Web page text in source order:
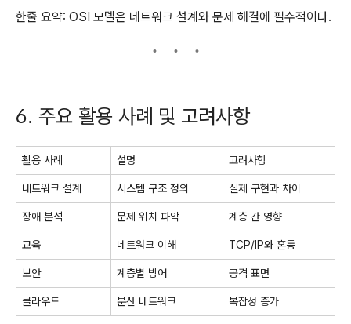
한줄 요약: OSI 모델은 네트워크 설계와 문제 해결에 필수적이다.
6. 주요 활용 사례 및 고려사항
활용 사례 설명 고려사항
네트워크 설계 시스템 구조 정의 실제 구현과 차이
장애 분석 문제 위치 파악 계층 간 영향
교육 네트워크 이해 TCP/IP와 혼동
보안 계층별 방어 공격 표면
클라우드 분산 네트워크 복잡성 증가